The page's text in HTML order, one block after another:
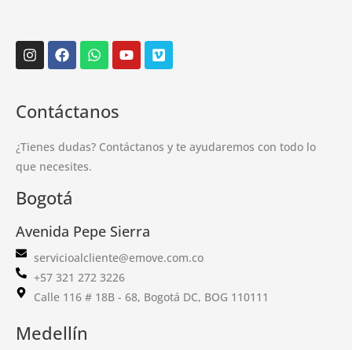
Instagram
FacebookWhatsapp
YoutubeVimeo
Contáctanos
¿Tienes dudas? Contáctanos y te ayudaremos con todo lo
que necesites.
Bogotá
Avenida Pepe Sierra
servicioalcliente@emove.com.co
+57 321 272 3226
Calle 116 # 18B - 68, Bogotá DC, BOG 110111
Medellín